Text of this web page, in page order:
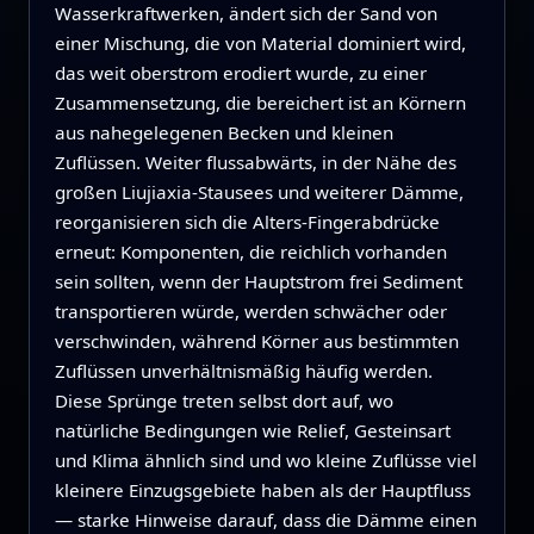
Wasserkraftwerken, ändert sich der Sand von
einer Mischung, die von Material dominiert wird,
das weit oberstrom erodiert wurde, zu einer
Zusammensetzung, die bereichert ist an Körnern
aus nahegelegenen Becken und kleinen
Zuflüssen. Weiter flussabwärts, in der Nähe des
großen Liujiaxia-Stausees und weiterer Dämme,
reorganisieren sich die Alters-Fingerabdrücke
erneut: Komponenten, die reichlich vorhanden
sein sollten, wenn der Hauptstrom frei Sediment
transportieren würde, werden schwächer oder
verschwinden, während Körner aus bestimmten
Zuflüssen unverhältnismäßig häufig werden.
Diese Sprünge treten selbst dort auf, wo
natürliche Bedingungen wie Relief, Gesteinsart
und Klima ähnlich sind und wo kleine Zuflüsse viel
kleinere Einzugsgebiete haben als der Hauptfluss
— starke Hinweise darauf, dass die Dämme einen